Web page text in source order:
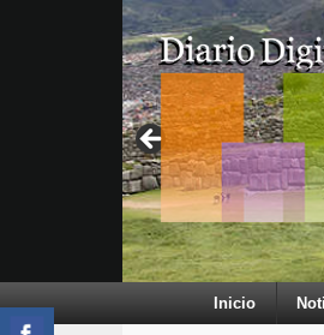
Inicio